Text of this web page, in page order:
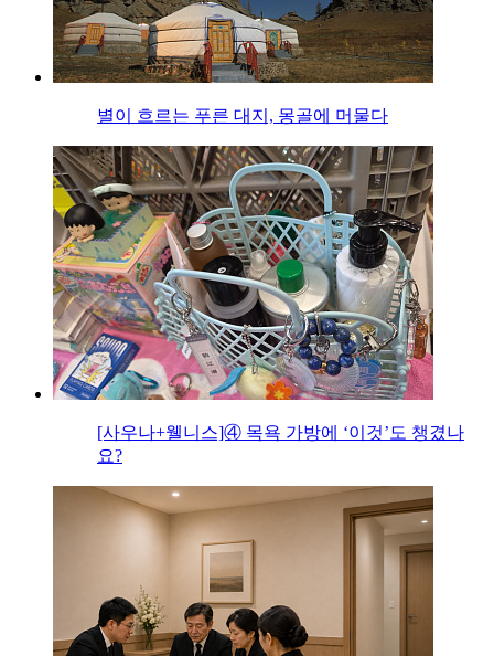
별이 흐르는 푸른 대지, 몽골에 머물다
[사우나+웰니스]④ 목욕 가방에 ‘이것’도 챙겼나
요?